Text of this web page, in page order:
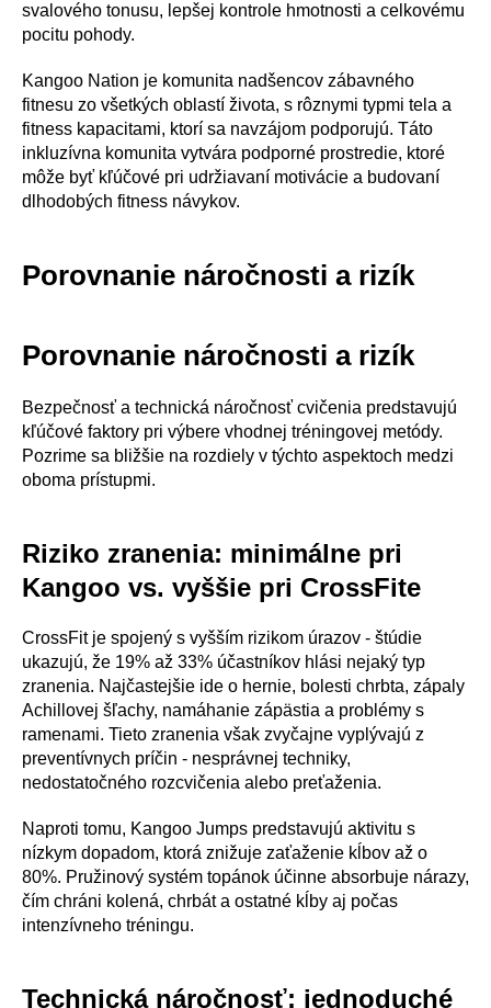
svalového tonusu, lepšej kontrole hmotnosti a celkovému
pocitu pohody.
Kangoo Nation je komunita nadšencov zábavného
fitnesu zo všetkých oblastí života, s rôznymi typmi tela a
fitness kapacitami, ktorí sa navzájom podporujú. Táto
inkluzívna komunita vytvára podporné prostredie, ktoré
môže byť kľúčové pri udržiavaní motivácie a budovaní
dlhodobých fitness návykov.
Porovnanie náročnosti a rizík
Porovnanie náročnosti a rizík
Bezpečnosť a technická náročnosť cvičenia predstavujú
kľúčové faktory pri výbere vhodnej tréningovej metódy.
Pozrime sa bližšie na rozdiely v týchto aspektoch medzi
oboma prístupmi.
Riziko zranenia: minimálne pri
Kangoo vs. vyššie pri CrossFite
CrossFit je spojený s vyšším rizikom úrazov - štúdie
ukazujú, že 19% až 33% účastníkov hlási nejaký typ
zranenia. Najčastejšie ide o hernie, bolesti chrbta, zápaly
Achillovej šľachy, namáhanie zápästia a problémy s
ramenami. Tieto zranenia však zvyčajne vyplývajú z
preventívnych príčin - nesprávnej techniky,
nedostatočného rozcvičenia alebo preťaženia.
Naproti tomu, Kangoo Jumps predstavujú aktivitu s
nízkym dopadom, ktorá znižuje zaťaženie kĺbov až o
80%. Pružinový systém topánok účinne absorbuje nárazy,
čím chráni kolená, chrbát a ostatné kĺby aj počas
intenzívneho tréningu.
Technická náročnosť: jednoduché